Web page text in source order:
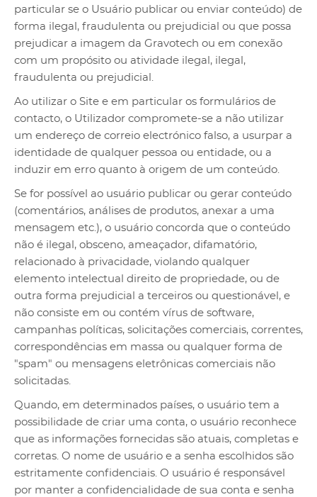
particular se o Usuário publicar ou enviar conteúdo) de
forma ilegal, fraudulenta ou prejudicial ou que possa
prejudicar a imagem da Gravotech ou em conexão
com um propósito ou atividade ilegal, ilegal,
fraudulenta ou prejudicial.
Ao utilizar o Site e em particular os formulários de
contacto, o Utilizador compromete-se a não utilizar
um endereço de correio electrónico falso, a usurpar a
identidade de qualquer pessoa ou entidade, ou a
induzir em erro quanto à origem de um conteúdo.
Se for possível ao usuário publicar ou gerar conteúdo
(comentários, análises de produtos, anexar a uma
mensagem etc.), o usuário concorda que o conteúdo
não é ilegal, obsceno, ameaçador, difamatório,
relacionado à privacidade, violando qualquer
elemento intelectual direito de propriedade, ou de
outra forma prejudicial a terceiros ou questionável, e
não consiste em ou contém vírus de software,
campanhas políticas, solicitações comerciais, correntes,
correspondências em massa ou qualquer forma de
"spam" ou mensagens eletrônicas comerciais não
solicitadas.
Quando, em determinados países, o usuário tem a
possibilidade de criar uma conta, o usuário reconhece
que as informações fornecidas são atuais, completas e
corretas. O nome de usuário e a senha escolhidos são
estritamente confidenciais. O usuário é responsável
por manter a confidencialidade de sua conta e senha